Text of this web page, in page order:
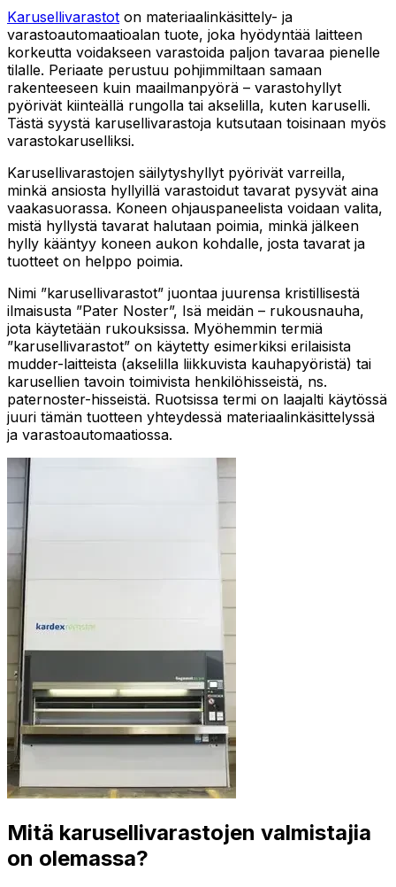
Karusellivarastot on materiaalinkäsittely- ja
varastoautomaatioalan tuote, joka hyödyntää laitteen
korkeutta voidakseen varastoida paljon tavaraa pienelle
tilalle. Periaate perustuu pohjimmiltaan samaan
rakenteeseen kuin maailmanpyörä – varastohyllyt
pyörivät kiinteällä rungolla tai akselilla, kuten karuselli.
Tästä syystä karusellivarastoja kutsutaan toisinaan myös
varastokaruselliksi.
Karusellivarastojen säilytyshyllyt pyörivät varreilla,
minkä ansiosta hyllyillä varastoidut tavarat pysyvät aina
vaakasuorassa. Koneen ohjauspaneelista voidaan valita,
mistä hyllystä tavarat halutaan poimia, minkä jälkeen
hylly kääntyy koneen aukon kohdalle, josta tavarat ja
tuotteet on helppo poimia.
Nimi ”karusellivarastot” juontaa juurensa kristillisestä
ilmaisusta ”Pater Noster”, Isä meidän – rukousnauha,
jota käytetään rukouksissa. Myöhemmin termiä
”karusellivarastot” on käytetty esimerkiksi erilaisista
mudder-laitteista (akselilla liikkuvista kauhapyöristä) tai
karusellien tavoin toimivista henkilöhisseistä, ns.
paternoster-hisseistä. Ruotsissa termi on laajalti käytössä
juuri tämän tuotteen yhteydessä materiaalinkäsittelyssä
ja varastoautomaatiossa.
Mitä karusellivarastojen valmistajia
on olemassa?